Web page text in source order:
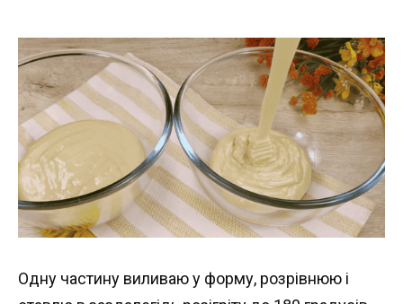
Одну частину виливаю у форму, розрівнюю і